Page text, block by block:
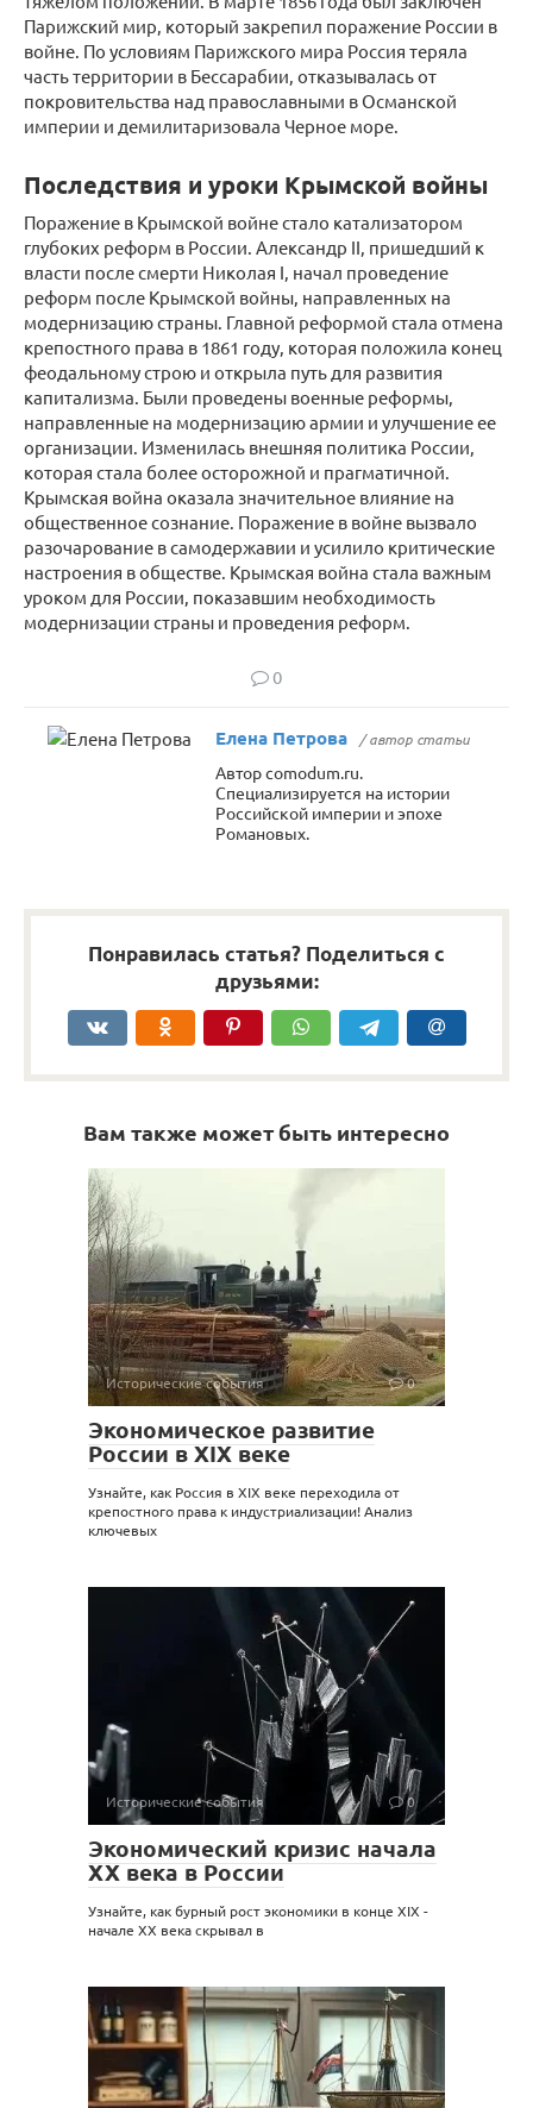
Парижский мир, который закрепил поражение России в
войне. По условиям Парижского мира Россия теряла
часть территории в Бессарабии, отказывалась от
покровительства над православными в Османской
империи и демилитаризовала Черное море.
Последствия и уроки Крымской войны
Поражение в Крымской войне стало катализатором
глубоких реформ в России. Александр II, пришедший к
власти после смерти Николая I, начал проведение
реформ после Крымской войны, направленных на
модернизацию страны. Главной реформой стала отмена
крепостного права в 1861 году, которая положила конец
феодальному строю и открыла путь для развития
капитализма. Были проведены военные реформы,
направленные на модернизацию армии и улучшение ее
организации. Изменилась внешняя политика России,
которая стала более осторожной и прагматичной.
Крымская война оказала значительное влияние на
общественное сознание. Поражение в войне вызвало
разочарование в самодержавии и усилило критические
настроения в обществе. Крымская война стала важным
уроком для России, показавшим необходимость
модернизации страны и проведения реформ.
0
Елена Петрова / автор статьи
Автор comodum.ru.
Специализируется на истории
Российской империи и эпохе
Романовых.
Понравилась статья? Поделиться с
друзьями:
Вам также может быть интересно
Исторические события 0
Экономическое развитие
России в XIX веке
Узнайте, как Россия в XIX веке переходила от
крепостного права к индустриализации! Анализ
ключевых
Исторические события 0
Экономический кризис начала
XX века в России
Узнайте, как бурный рост экономики в конце XIX -
начале XX века скрывал в